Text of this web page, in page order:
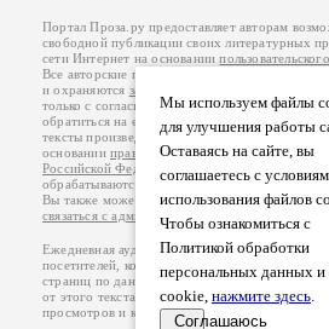
Мы используем файлы
для улучшения работы
Оставаясь на сайте, вы
соглашаетесь с
использования файлов
Чтобы ознакомиться с
Политикой обработки
персональных данных и
cookie, нажмите здесь.
Соглашаюсь
Портал Проза.ру предоставляет авторам
свободной публикации своих литературных
сети Интернет на основании
Все авторские права на произведения
и охраняются законом
. Перепечатка
только с согласия его автора, к которому вы
обратиться на его авторской странице.
тексты произведений авторы несут
основанииправил публикациии
Российской Федерации
обрабатываются на основанииПолитики
Вы также можете посмотреть более
связаться с администрацией
Ежедневная аудитория портала Проза.ру –
посетителей, которые в общей сумме
страниц по данным счетчика посещаемости,
от этого текста. В каждой графе указано по
просмотров и количество посетителей.